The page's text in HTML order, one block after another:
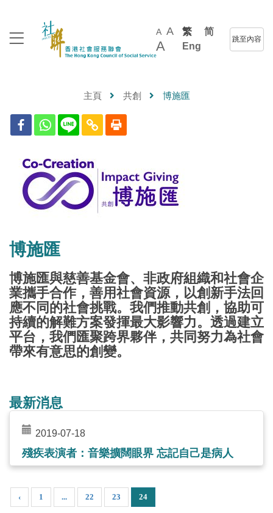
A A
A
繁
简
Eng
跳至內容
主頁 共創 博施匯
博施匯
博施匯與慈善基金會、非政府組織和社會企
業攜手合作，善用社會資源，以創新手法回
應不同的社會挑戰。我們推動共創，協助可
持續的解難方案發揮最大影響力。透過建立
平台，我們匯聚跨界夥伴，共同努力為社會
帶來有意思的創變。
最新消息
2019-07-18
殘疾表演者：音樂擴闊眼界 忘記自己是病人
‹ 1 ... 22 23 24